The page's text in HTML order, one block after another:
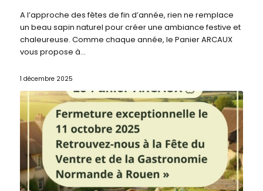
A l’approche des fêtes de fin d’année, rien ne remplace
un beau sapin naturel pour créer une ambiance festive et
chaleureuse. Comme chaque année, le Panier ARCAUX
vous propose à…
1 décembre 2025